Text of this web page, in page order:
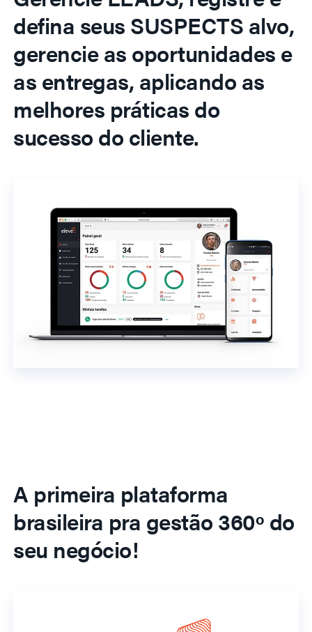
defina seus SUSPECTS alvo,
gerencie as oportunidades e
as entregas, aplicando as
melhores práticas do
sucesso do cliente.
A primeira plataforma
brasileira pra gestão 360º do
seu negócio!